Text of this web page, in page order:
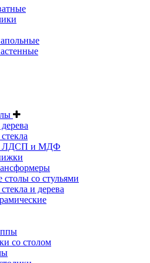
ЛДСП и МДФ
со стульями
и дерева
со столом